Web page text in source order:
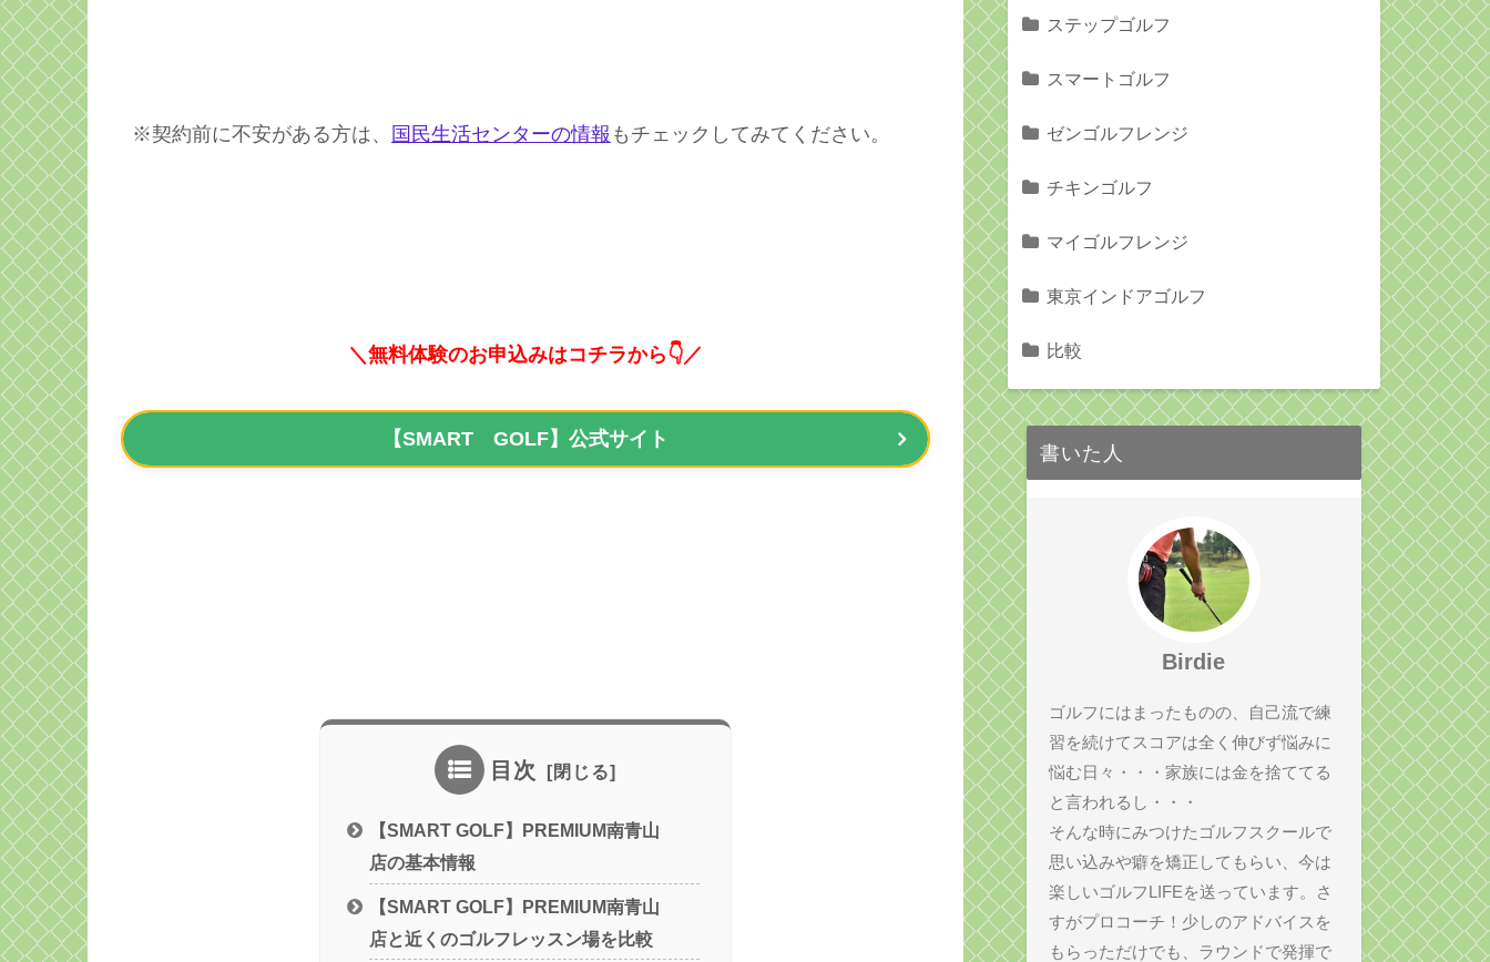
※契約前に不安がある方は、 国民生活センターの情報 もチェックしてみてください。
＼無料体験のお申込みはコチラから👇／
【SMART GOLF】公式サイト
目次
【SMART GOLF】PREMIUM南青山
店の基本情報
【SMART GOLF】PREMIUM南青山
店と近くのゴルフレッスン場を比較
ステップゴルフ
スマートゴルフ
ゼンゴルフレンジ
チキンゴルフ
マイゴルフレンジ
東京インドアゴルフ
比較
書いた人
Birdie
ゴルフにはまったものの、自己流で練
習を続けてスコアは全く伸びず悩みに
悩む日々・・・家族には金を捨ててる
と言われるし・・・
そんな時にみつけたゴルフスクールで
思い込みや癖を矯正してもらい、今は
楽しいゴルフLIFEを送っています。さ
すがプロコーチ！少しのアドバイスを
もらっただけでも、ラウンドで発揮で